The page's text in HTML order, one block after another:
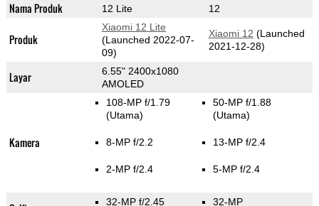
Nama Produk 12 Lite 12
Produk
Xiaomi 12 Lite
(Launched 2022-07-
09)
Xiaomi 12 (Launched
2021-12-28)
Layar
6.55" 2400x1080
AMOLED
Kamera
108-MP f/1.79
(Utama)
8-MP f/2.2
2-MP f/2.4
50-MP f/1.88
(Utama)
13-MP f/2.4
5-MP f/2.4
32-MP f/2.45 32-MP